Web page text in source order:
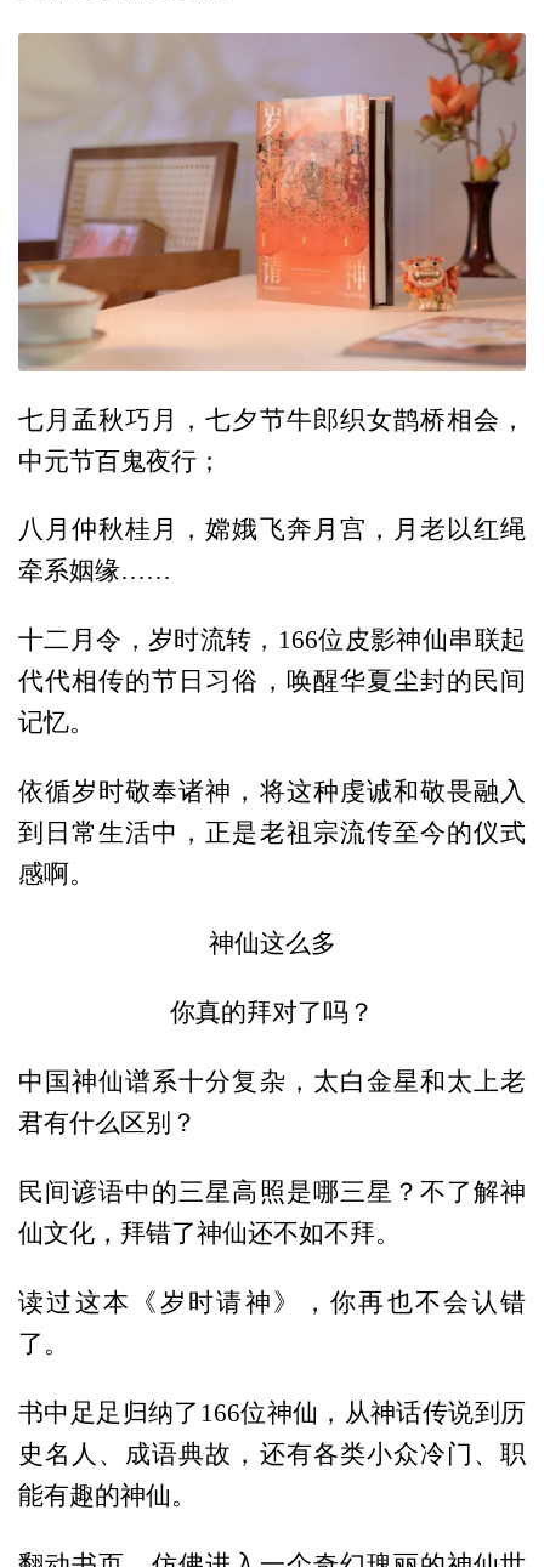
七月孟秋巧月，七夕节牛郎织女鹊桥相会，
中元节百鬼夜行；
八月仲秋桂月，嫦娥飞奔月宫，月老以红绳
牵系姻缘……
十二月令，岁时流转，166位皮影神仙串联起
代代相传的节日习俗，唤醒华夏尘封的民间
记忆。
依循岁时敬奉诸神，将这种虔诚和敬畏融入
到日常生活中，正是老祖宗流传至今的仪式
感啊。
神仙这么多
你真的拜对了吗？
中国神仙谱系十分复杂，太白金星和太上老
君有什么区别？
民间谚语中的三星高照是哪三星？不了解神
仙文化，拜错了神仙还不如不拜。
读过这本《岁时请神》，你再也不会认错
了。
书中足足归纳了166位神仙，从神话传说到历
史名人、成语典故，还有各类小众冷门、职
能有趣的神仙。